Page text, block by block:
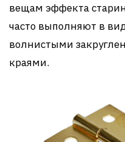
вещам эффекта
часто выполняют в
волнистыми
краями.